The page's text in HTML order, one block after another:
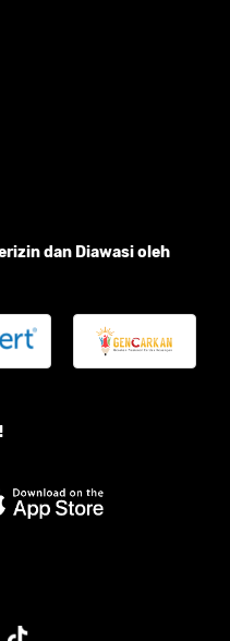
dan Diawasi oleh